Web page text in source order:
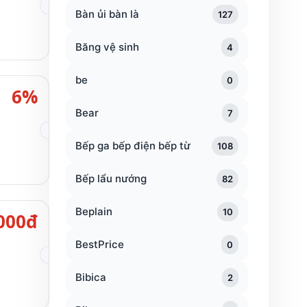
6%
Bàn ủi bàn là 127
Băng vệ sinh 4
be 0
Bear 7
Bếp ga bếp điện bếp từ 108
Bếp lẩu nướng 82
Beplain 10
BestPrice 0
Bibica 2